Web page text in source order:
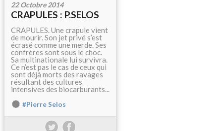
22 Octobre 2014
CRAPULES : P.SELOS
CRAPULES. Une crapule vient
de mourir. Son jet privé s’est
écrasé comme une merde. Ses
confrères sont sous le choc.
Sa multinationale lui survivra.
Ce n’est pas le cas de ceux qui
sont déjà morts des ravages
résultant des cultures
intensives des biocarburants...
#Pierre Selos